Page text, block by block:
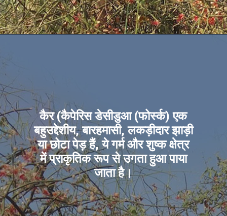
कैर (कैपेरिस डेसीडुआ (फोर्स्क) एक
बहुउद्देशीय, बारहमासी, लकड़ीदार झाड़ी
या छोटा पेड़ हैं, ये गर्म और शुष्क क्षेत्र
में प्राकृतिक रूप से उगता हुआ पाया
जाता है।